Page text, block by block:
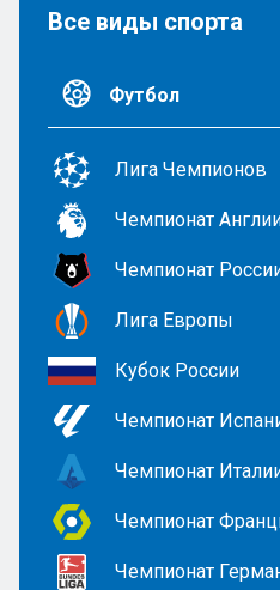
Все виды спорта
Футбол
Лига Чемпионов
Чемпионат
Чемпионат
Лига Европы
Кубок России
Чемпионат
Чемпионат
Чемпионат
Чемпионат